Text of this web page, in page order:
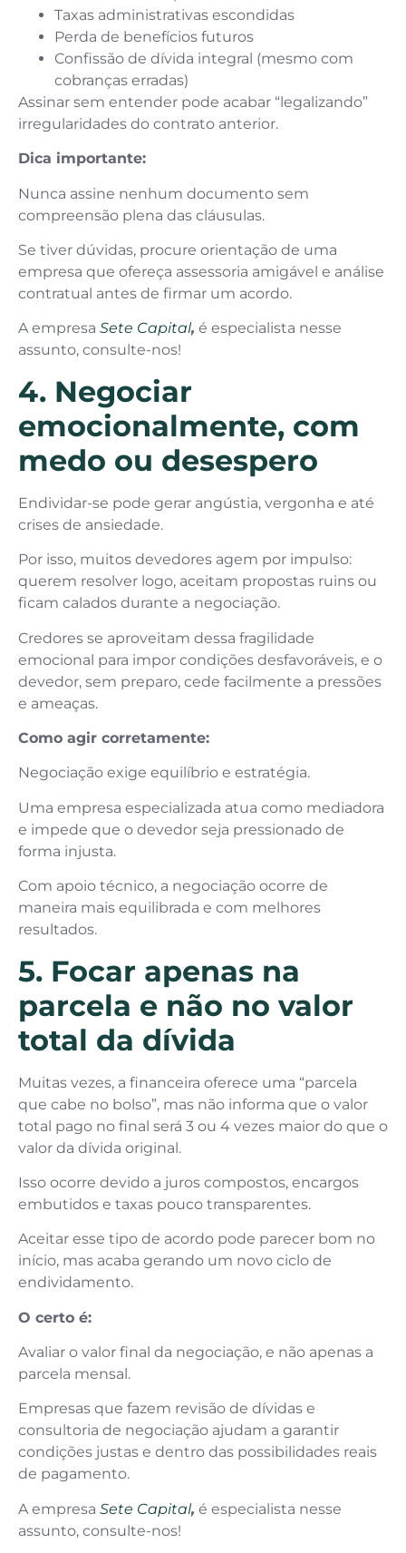
Taxas administrativas escondidas
Perda de benefícios futuros
Confissão de dívida integral (mesmo com
cobranças erradas)
Assinar sem entender pode acabar “legalizando”
irregularidades do contrato anterior.
Dica importante:
Nunca assine nenhum documento sem
compreensão plena das cláusulas.
Se tiver dúvidas, procure orientação de uma
empresa que ofereça assessoria amigável e análise
contratual antes de firmar um acordo.
A empresa Sete Capital, é especialista nesse
assunto, consulte-nos!
4. Negociar
emocionalmente, com
medo ou desespero
Endividar-se pode gerar angústia, vergonha e até
crises de ansiedade.
Por isso, muitos devedores agem por impulso:
querem resolver logo, aceitam propostas ruins ou
ficam calados durante a negociação.
Credores se aproveitam dessa fragilidade
emocional para impor condições desfavoráveis, e o
devedor, sem preparo, cede facilmente a pressões
e ameaças.
Como agir corretamente:
Negociação exige equilíbrio e estratégia.
Uma empresa especializada atua como mediadora
e impede que o devedor seja pressionado de
forma injusta.
Com apoio técnico, a negociação ocorre de
maneira mais equilibrada e com melhores
resultados.
5. Focar apenas na
parcela e não no valor
total da dívida
Muitas vezes, a financeira oferece uma “parcela
que cabe no bolso”, mas não informa que o valor
total pago no final será 3 ou 4 vezes maior do que o
valor da dívida original.
Isso ocorre devido a juros compostos, encargos
embutidos e taxas pouco transparentes.
Aceitar esse tipo de acordo pode parecer bom no
início, mas acaba gerando um novo ciclo de
endividamento.
O certo é:
Avaliar o valor final da negociação, e não apenas a
parcela mensal.
Empresas que fazem revisão de dívidas e
consultoria de negociação ajudam a garantir
condições justas e dentro das possibilidades reais
de pagamento.
A empresa Sete Capital, é especialista nesse
assunto, consulte-nos!